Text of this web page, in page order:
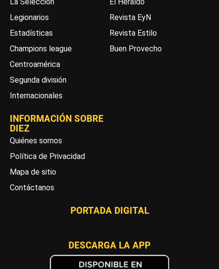
La Selección
Legionarios
Estadísticas
Champions league
Centroamérica
Segunda división
Internacionales
El Heraldo
Revista EyN
Revista Estilo
Buen Provecho
INFORMACIÓN SOBRE
DIEZ
Quiénes somos
Política de Privacidad
Mapa de sitio
Contáctanos
PORTADA DIGITAL
DESCARGA LA APP